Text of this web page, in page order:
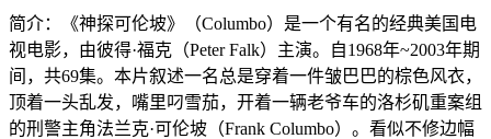
简介：
《神探可伦坡》（Columbo）是一个有名的经典美国电
视电影，由彼得·福克（Peter Falk）主演。自1968年~2003年期
间，共69集。本片叙述一名总是穿着一件皱巴巴的棕色风衣，
顶着一头乱发，嘴里叼雪茄，开着一辆老爷车的洛杉矶重案组
的刑警主角法兰克·可伦坡（Frank Columbo）。看似不修边幅